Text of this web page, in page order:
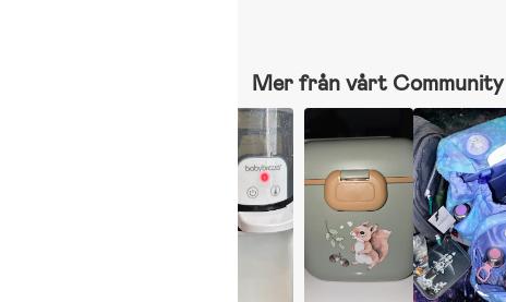
Mer från vårt Community